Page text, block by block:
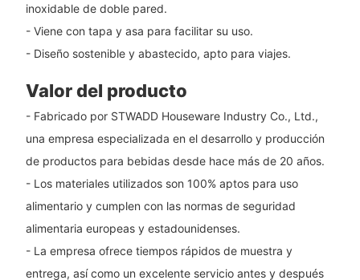
inoxidable de doble pared.
- Viene con tapa y asa para facilitar su uso.
- Diseño sostenible y abastecido, apto para viajes.
Valor del producto
- Fabricado por STWADD Houseware Industry Co., Ltd.,
una empresa especializada en el desarrollo y producción
de productos para bebidas desde hace más de 20 años.
- Los materiales utilizados son 100% aptos para uso
alimentario y cumplen con las normas de seguridad
alimentaria europeas y estadounidenses.
- La empresa ofrece tiempos rápidos de muestra y
entrega, así como un excelente servicio antes y después